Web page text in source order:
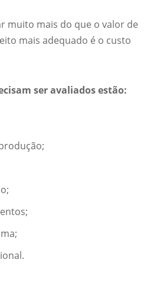
muito mais do que o valor de
mais adequado é o custo
ser avaliados estão: